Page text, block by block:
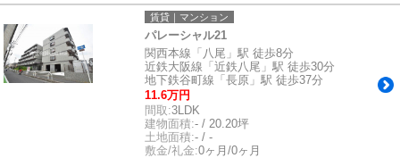
賃貸｜マンション
パレーシャル21
関西本線「八尾」駅 徒歩8分
近鉄大阪線「近鉄八尾」駅 徒歩30分
地下鉄谷町線「長原」駅 徒歩37分
11.6万円
間取:3LDK
建物面積:- / 20.20坪
土地面積:- / -
敷金/礼金:0ヶ月/0ヶ月